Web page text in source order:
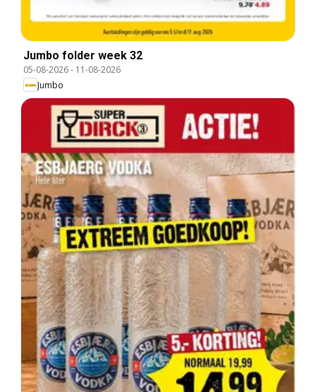
Jumbo folder week 32
05-08-2026- 11-08-2026
Jumbo